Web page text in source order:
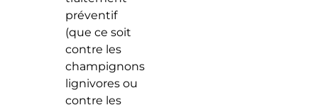
préventif
(que ce soit
contre les
champignons
lignivores ou
contre les